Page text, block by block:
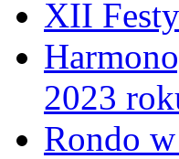
XII
2023
Rondo